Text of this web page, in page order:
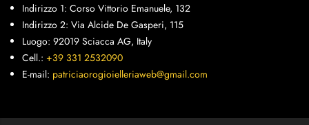
Indirizzo 1: Corso Vittorio Emanuele, 132
Indirizzo 2: Via Alcide De Gasperi, 115
Luogo: 92019 Sciacca AG, Italy
Cell.: +39 331 2532090
E-mail: patriciaorogioielleriaweb@gmail.com